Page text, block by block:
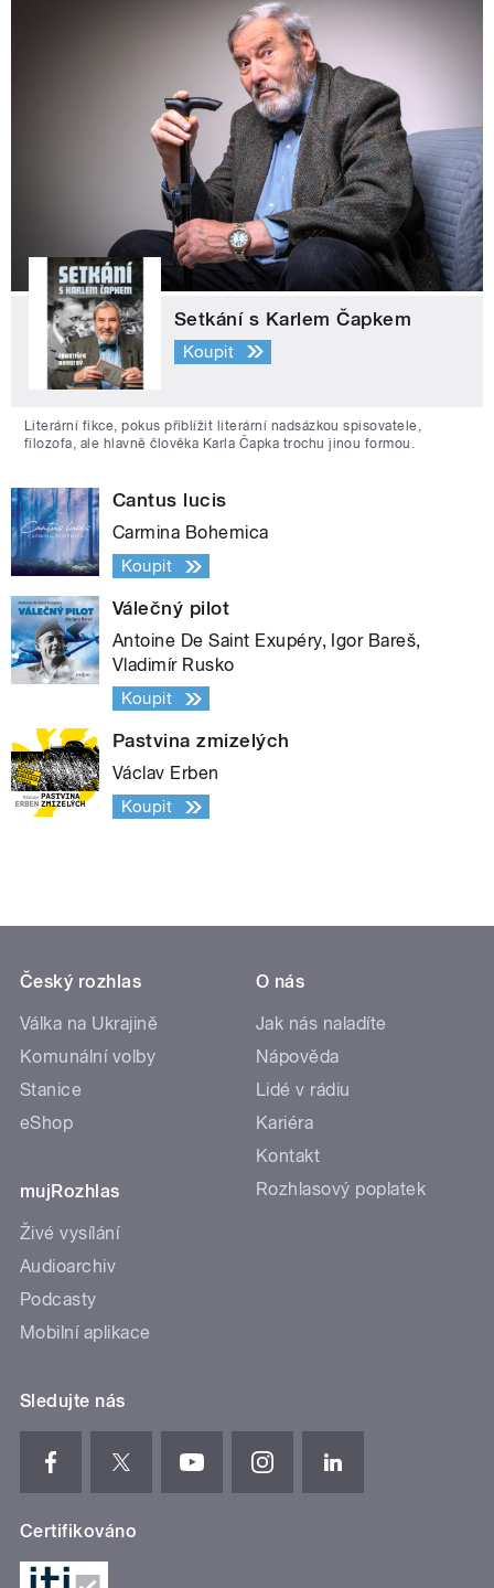
Setkání s Karlem Čapkem
Koupit
Literární fikce, pokus přiblížit literární nadsázkou spisovatele,
filozofa, ale hlavně člověka Karla Čapka trochu jinou formou.
Cantus lucis
Carmina Bohemica
Koupit
Válečný pilot
Antoine De Saint Exupéry, Igor Bareš,
Vladimír Rusko
Koupit
Pastvina zmizelých
Václav Erben
Koupit
Český rozhlas
Válka na Ukrajině
Komunální volby
Stanice
eShop
mujRozhlas
Živé vysílání
Audioarchiv
Podcasty
Mobilní aplikace
O nás
Jak nás naladíte
Nápověda
Lidé v rádiu
Kariéra
Kontakt
Rozhlasový poplatek
Sledujte nás
Certifikováno